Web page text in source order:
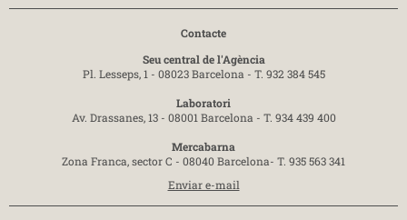
Contacte
Seu central de l'Agència
Pl. Lesseps, 1 - 08023 Barcelona - T. 932 384 545
Laboratori
Av. Drassanes, 13 - 08001 Barcelona - T. 934 439 400
Mercabarna
Zona Franca, sector C - 08040 Barcelona- T. 935 563 341
Enviar e-mail